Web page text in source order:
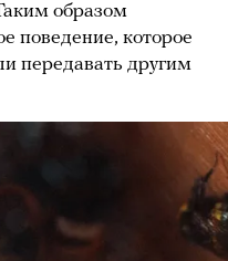
образом
поведение, которое
передавать другим